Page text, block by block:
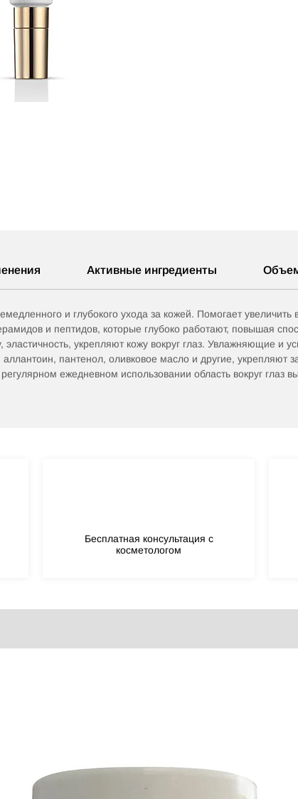
Активные ингредиенты
и глубокого ухода за кожей. Помогает увеличить
и пептидов, которые глубоко работают, повышая
укрепляют кожу вокруг глаз. Увлажняющие и
аллантоин, пантенол, оливковое масло и другие,
ежедневном использовании область вокруг глаз
Бесплатная консультация с
косметологом